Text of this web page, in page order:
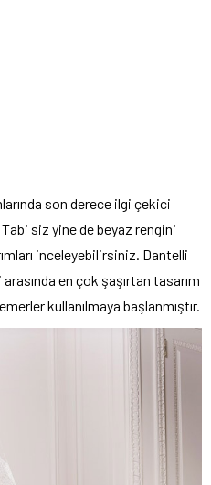
son derece ilgi çekici
siz yine de beyaz rengini
inceleyebilirsiniz. Dantelli
arasında en çok şaşırtan tasarım
kullanılmaya başlanmıştır.